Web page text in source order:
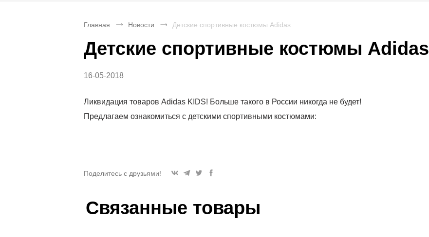
Главная Новости Детские спортивные костюмы Adidas
Детские спортивные костюмы Adidas
16-05-2018
Ликвидация товаров Adidas KIDS! Больше такого в России никогда не будет!
Предлагаем ознакомиться с детскими спортивными костюмами:
Поделитесь с друзьями!
Связанные товары